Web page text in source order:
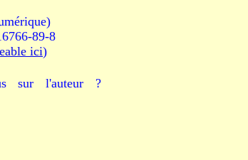
89-8
ici)
sur l'auteur ?